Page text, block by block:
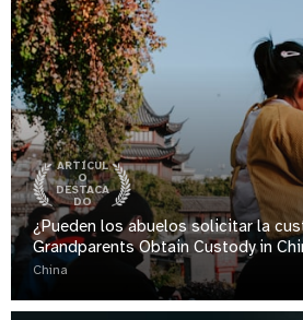
ARTÍCUL
O
DESTACA
DO
¿Pueden los abuelos solicitar la
Grandparents Obtain Custody in
China